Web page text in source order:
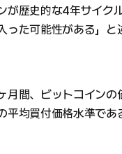
が歴史的な4年サイク
った可能性がある」と
月間、ビットコインの
平均買付価格水準で